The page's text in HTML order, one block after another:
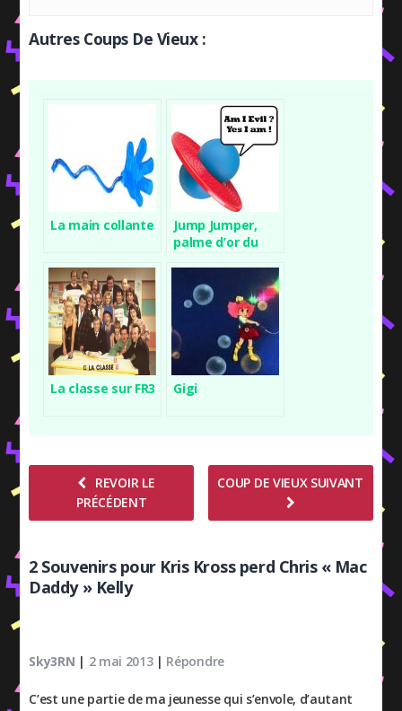
Autres Coups De Vieux :
La main collante
Jump Jumper,
palme d’or du
La classe sur FR3 Gigi
REVOIR LE
PRÉCÉDENT
COUP DE VIEUX SUIVANT
2 Souvenirs pour Kris Kross perd Chris « Mac
Daddy » Kelly
Sky3RN | 2 mai 2013| Répondre
C’est une partie de ma jeunesse qui s’envole, d’autant